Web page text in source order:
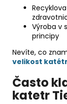
Výroba v
principy
Nevíte, co
velikost
Často
katetr